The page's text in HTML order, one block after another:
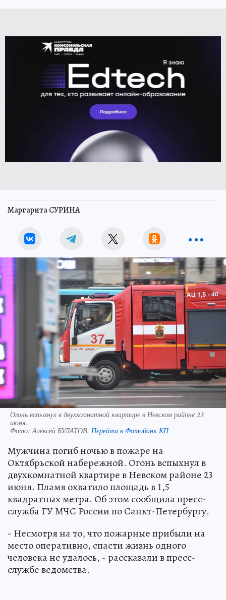
Маргарита СУРИНА
Огонь вспыхнул в двухкомнатной квартире в Невском районе 23
июня.
Фото: Алексей БУЛАТОВ. Перейти в Фотобанк КП
Мужчина погиб ночью в пожаре на
Октябрьской набережной. Огонь вспыхнул в
двухкомнатной квартире в Невском районе 23
июня. Пламя охватило площадь в 1,5
квадратных метра. Об этом сообщила пресс-
служба ГУ МЧС России по Санкт-Петербургу.
- Несмотря на то, что пожарные прибыли на
место оперативно, спасти жизнь одного
человека не удалось, - рассказали в пресс-
службе ведомства.